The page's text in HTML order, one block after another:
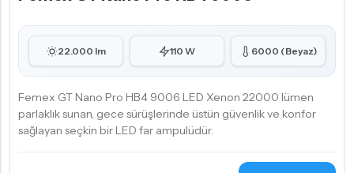
22.000 lm 110 W 6000 (Beyaz)
Femex GT Nano Pro HB4 9006 LED Xenon 22000 lümen
parlaklık sunan, gece sürüşlerinde üstün güvenlik ve konfor
sağlayan seçkin bir LED far ampulüdür.